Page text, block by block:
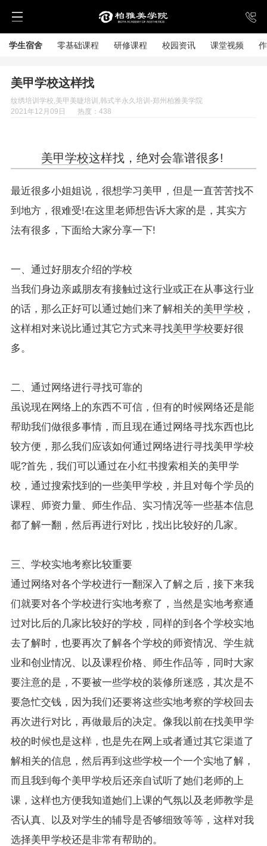
学生宿舍 零基础课程 研修课程 校园资讯 课堂视频
美甲学校这样找
纹绣培训学校,美甲美睫培训,韩式半永久培训-郑州柏雅美学院
2021年12月09日
热度：438
美甲学校这样找，绝对会靠谱很多!
最近很多小姐姐说，很想学习美甲，但是一直苦苦找不
到地方，很难受!在这里老师想告诉大家的是，其实方
法有很多，下面给大家分享一下!
一、通过好朋友介绍的学校
当我们身边亲戚朋友有接触过这行业或正在从事这行业
的话，那么正好可以通过她们来了解相关的美甲学校 ，
这样相对来说比通过其它方式来寻找美甲学校要好很
多。
二、通过网络进行寻找可靠的
虽说现在网络上的东西不可信，但有的时候网络还是能
帮助我们做很多事情，而且现在通过网络寻找东西也比
较方便，那么我们应该如何通过网络进行寻找美甲学校
呢?首先，我们可以通过在小红书搜索相关的美甲学
校，通过搜索找到的一些美甲学校，并且对每个学员的
课程、师资力量、师生作品、实习情况等一些基本信息
都了解一翻，然后再进行对比，找出比较好的几家。
三、学校实地考察比较重要
通过网络对各个学校进行一翻深入了解之后，接下来我
们就要对各个学校进行实地考察了，当然是实地考察通
过对比后的几家比较好的学校，同样的到各个学校实地
去了解时，也要再次了解各个学校的师资情况、学生就
业和创业情况、以及课程价格、师生作品等，同时大家
要注意的是，不要被一些学校的装修所迷惑，其次是不
要急忙交钱，因为我们还要将这些实地考察的学校回去
再次进行对比，再做最后的决定。像我以前在找美甲学
校的时候也是这样，也是先在网上或者通过其它渠道了
解相关的信息，然后再到这些学校一个一个实地了解，
而且我到每个美甲学校后还亲自试听了她们老师的上
课，这样也方便我知道她们上课的气氛以及老师教学是
否认真、以及对学生的辅导是否够细致等等，这样对我
选择美甲学校还是非常有帮助的。